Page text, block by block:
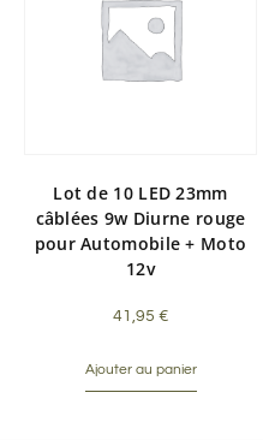
Lot de 10 LED 23mm
câblées 9w Diurne rouge
pour Automobile + Moto
12v
41,95 €
Ajouter au panier